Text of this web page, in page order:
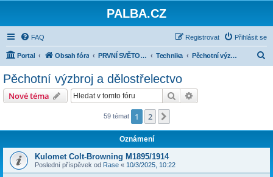
PALBA.CZ
FAQ Přihlásit se
Registrovat
Portal Obsah fóra PRVNÍ SVĚTOVÁ VÁLKA Technika Pěchotní výzbroj a dělostřelectvo
Pěchotní výzbroj a dělostřelectvo
Nové téma Hledat
59 témat 1 2
Oznámení
Kulomet Colt-Browning M1895/1914
Poslední příspěvek od Rase « 10/3/2025, 10:22